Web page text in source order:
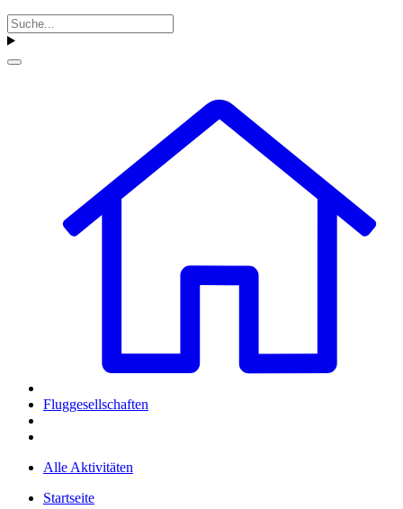
Fluggesellschaften
Alle Aktivitäten
Startseite